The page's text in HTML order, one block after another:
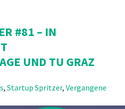
#81 – IN
UND TU GRAZ
, Startup Spritzer, Vergangene